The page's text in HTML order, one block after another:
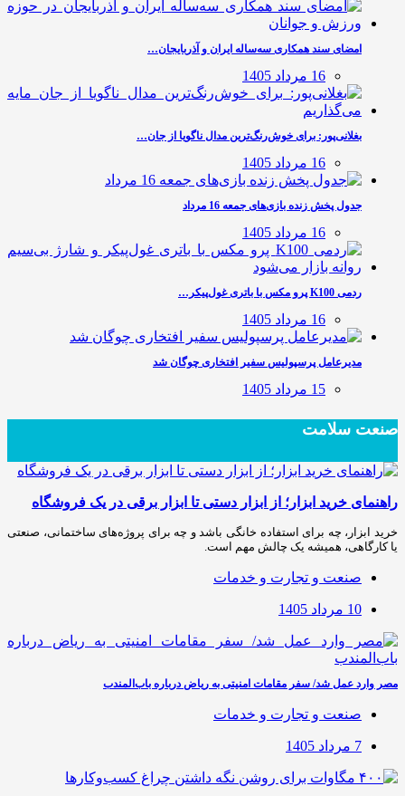
امضای سند همکاری سه‌ساله ایران و آذربایجان…
16 مرداد 1405
بغلانی‌پور: برای خوش‌رنگ‌ترین مدال ناگویا از جان…
16 مرداد 1405
جدول پخش زنده بازی‌های جمعه 16 مرداد
16 مرداد 1405
ردمی K100 پرو مکس با باتری غول‌پیکر…
16 مرداد 1405
مدیرعامل پرسپولیس سفیر افتخاری چوگان شد
15 مرداد 1405
صنعت سلامت
راهنمای خرید ابزار؛ از ابزار دستی تا ابزار برقی در یک فروشگاه
خرید ابزار، چه برای استفاده خانگی باشد و چه برای پروژه‌های ساختمانی، صنعتی
یا کارگاهی، همیشه یک چالش مهم است.
صنعت و تجارت و خدمات
10 مرداد 1405
مصر وارد عمل شد/ سفر مقامات امنیتی به ریاض درباره باب‌المندب
صنعت و تجارت و خدمات
7 مرداد 1405